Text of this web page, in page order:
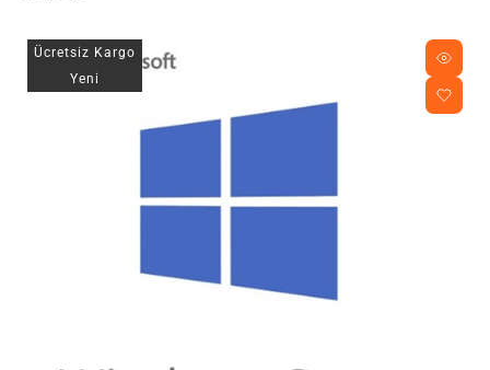
Ücretsiz Kargo
Yeni